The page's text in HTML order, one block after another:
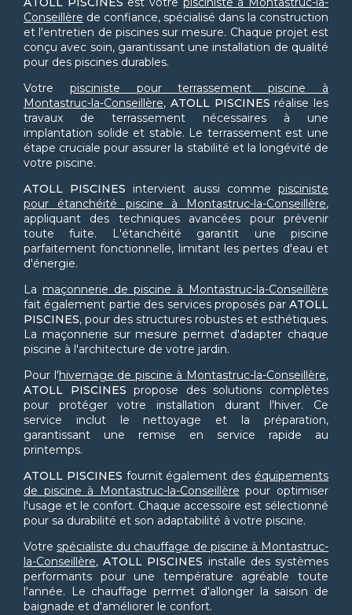
Conseillère de confiance, spécialisé dans la construction
et l'entretien de piscines sur mesure. Chaque projet est
conçu avec soin, garantissant une installation de qualité
pour des piscines durables.
Votre pisciniste pour terrassement piscine à
Montastruc-la-Conseillère, ATOLL PISCINES réalise les
travaux de terrassement nécessaires à une
implantation solide et stable. Le terrassement est une
étape cruciale pour assurer la stabilité et la longévité de
votre piscine.
ATOLL PISCINES intervient aussi commepisciniste
pour étanchéité piscine à Montastruc-la-Conseillère,
appliquant des techniques avancées pour prévenir
toute fuite. L'étanchéité garantit une piscine
parfaitement fonctionnelle, limitant les pertes d'eau et
d'énergie.
La maçonnerie de piscine à Montastruc-la-Conseillère
fait également partie des services proposés par ATOLL
PISCINES, pour des structures robustes et esthétiques.
La maçonnerie sur mesure permet d'adapter chaque
piscine à l'architecture de votre jardin.
Pour l'hivernage de piscine à Montastruc-la-Conseillère,
ATOLL PISCINES propose des solutions complètes
pour protéger votre installation durant l'hiver. Ce
service inclut le nettoyage et la préparation,
garantissant une remise en service rapide au
printemps.
ATOLL PISCINES fournit également des équipements
de piscine à Montastruc-la-Conseillère pour optimiser
l'usage et le confort. Chaque accessoire est sélectionné
pour sa durabilité et son adaptabilité à votre piscine.
Votre spécialiste du chauffage de piscine à Montastruc-
la-Conseillère,ATOLL PISCINES installe des systèmes
performants pour une température agréable toute
l'année. Le chauffage permet d'allonger la saison de
baignade et d'améliorer le confort.